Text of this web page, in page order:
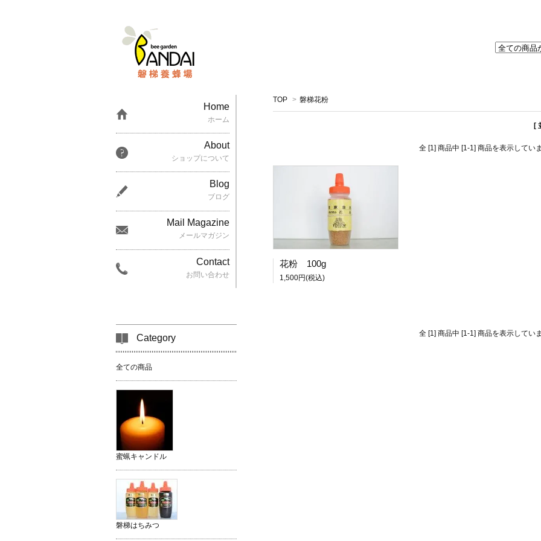
TOP > 磐梯花粉
[
全 [1] 商品中 [1-1] 商品を表示してい
花粉 100g
1,500円(税込)
全 [1] 商品中 [1-1] 商品を表示してい
Home
ホーム
About
ショップについて
Blog
ブログ
Mail Magazine
メールマガジン
Contact
お問い合わせ
Category
全ての商品
蜜蝋キャンドル
磐梯はちみつ